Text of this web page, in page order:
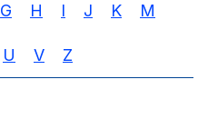
G H I J K M
U V Z